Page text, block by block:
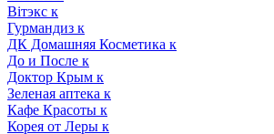
Вiтэкс к
Гурмандиз к
ДК Домашняя Косметика к
До и После к
Доктор Крым к
Зеленая аптека к
Кафе Красоты к
Корея от Леры к